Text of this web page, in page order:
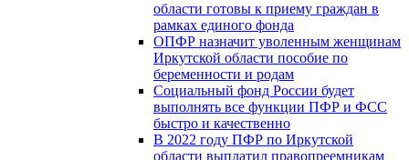
области готовы к приему граждан в
рамках единого фонда
ОПФР назначит уволенным женщинам
Иркутской области пособие по
беременности и родам
Социальный фонд России будет
выполнять все функции ПФР и ФСС
быстро и качественно
В 2022 году ПФР по Иркутской
области выплатил правопреемникам